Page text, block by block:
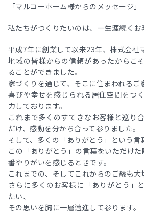
「マルコーホーム様からのメッセージ」
私たちがつくりたいのは、一生涯続くお
平成7年に創業して以来23年、株式会社
地域の皆様からの信頼があったからこ
ることができました。
家づくりを通じて、そこに住まわれるご
喜びや幸せを感じられる居住空間をつ
力しております。
これまで多くのすてきなお客様と巡り
だけ、感動を分かち合って参りました。
そして、多くの「ありがとう」という言
この「ありがとう」の言葉をいただけ
番やりがいを感じるときです。
これまでの、そしてこれからのご縁も大
さらに多くのお客様に「ありがとう」
たい、
その思いを胸に一層邁進して参ります。